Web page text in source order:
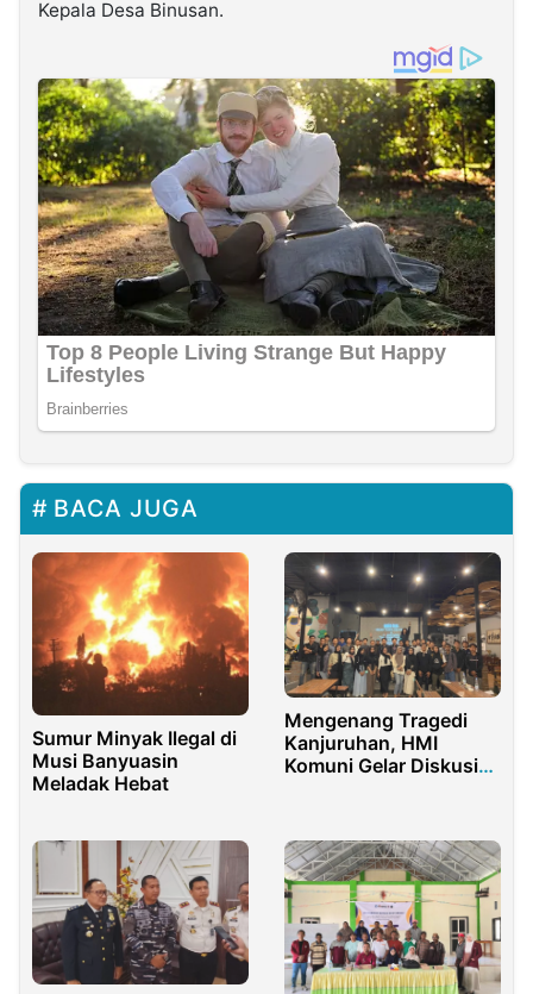
Kepala Desa Binusan.
BACA JUGA
Sumur Minyak Ilegal di
Musi Banyuasin
Meladak Hebat
Mengenang Tragedi
Kanjuruhan, HMI
Komuni Gelar Diskusi